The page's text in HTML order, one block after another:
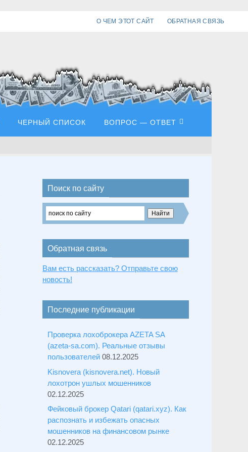
О ЧЕМ ЭТОТ САЙТ ОБРАТНАЯ СВЯЗЬ
ЧЕРНЫЙ СПИСОК ВОПРОС — ОТВЕТ
Поиск по сайту
Обратная связь
Вам есть рассказать? Отправьте свою
новость!
Последние публикации
Проверка лохоброкера AZETA SA
(azeta-sa.com). Реальные отзывы
пользователей 08.12.2025
Kisnovera (kisnovera.net). Новый
лохотрон ушлых мошенников
02.12.2025
Фейковый брокер Qatari (qatari.xyz). Как
распознать и избежать опасных
мошенников на финансовом рынке
02.12.2025